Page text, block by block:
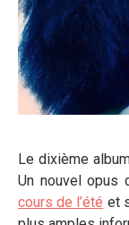
Le dixième
Un nouvel opus
cours de l’été et